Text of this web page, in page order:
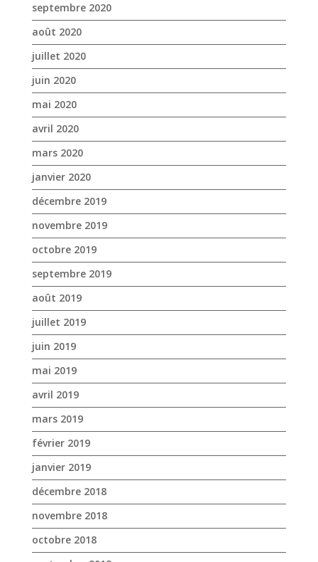
septembre 2020
août 2020
juillet 2020
juin 2020
mai 2020
avril 2020
mars 2020
janvier 2020
décembre 2019
novembre 2019
octobre 2019
septembre 2019
août 2019
juillet 2019
juin 2019
mai 2019
avril 2019
mars 2019
février 2019
janvier 2019
décembre 2018
novembre 2018
octobre 2018